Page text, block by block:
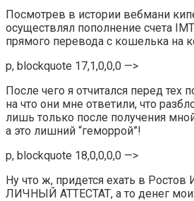
Посмотрев в истории вебмани
осуществлял пополнение счета
прямого перевода с кошелька на
p, blockquote 17,1,0,0,0 —>
После чего я отчитался перед тех
на что они мне ответили, что
лишь только после получения мной
а это лишний “геморрой”!
p, blockquote 18,0,0,0,0 —>
Ну что ж, придется ехать в
ЛИЧНЫЙ АТТЕСТАТ, а то денег